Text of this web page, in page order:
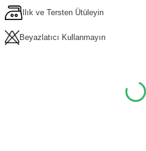
Ilık ve Tersten Ütüleyin
Beyazlatıcı Kullanmayın